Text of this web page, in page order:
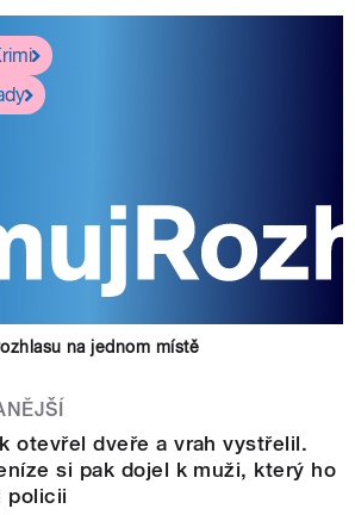
na jednom místě
otevřel dveře a vrah vystřelil.
si pak dojel k muži, který ho
policii